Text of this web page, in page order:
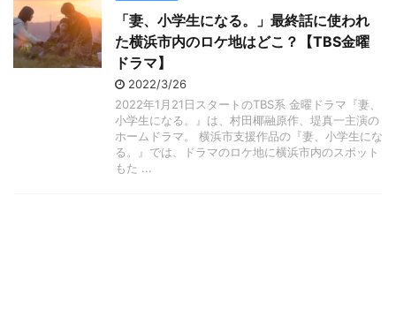
「妻、小学生になる。」最終話に使われ
た横浜市内のロケ地はどこ？【TBS金曜
ドラマ】
2022/3/26
2022年1月21日スタートのTBS系 金曜ドラマ『妻、
小学生になる。』は、村田椰融原作、堤真一主演の
ホームドラマ。 横浜市支援作品の『妻、小学生にな
る。』では、ドラマのロケ地に横浜市内のスポット
もた ...